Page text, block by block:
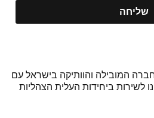
שליחה
המובילה והוותיקה בישראל עם